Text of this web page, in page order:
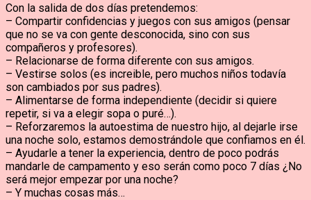
Con la salida de dos días pretendemos:
– Compartir confidencias y juegos con sus amigos (pensar
que no se va con gente desconocida, sino con sus
compañeros y profesores).
– Relacionarse de forma diferente con sus amigos.
– Vestirse solos (es increible, pero muchos niños todavía
son cambiados por sus padres).
– Alimentarse de forma independiente (decidir si quiere
repetir, si va a elegir sopa o puré…).
– Reforzaremos la autoestima de nuestro hijo, al dejarle irse
una noche solo, estamos demostrándole que confiamos en él.
– Ayudarle a tener la experiencia, dentro de poco podrás
mandarle de campamento y eso serán como poco 7 días ¿No
será mejor empezar por una noche?
– Y muchas cosas más…